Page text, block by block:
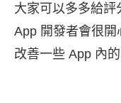
大家可以多多給評
App 開發者會很開
改善一些 App 內的